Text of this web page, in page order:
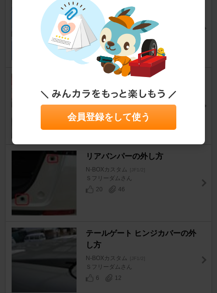
チガーブラック、LED青取付け
(^^)/
N-BOXカスタム [JF1/2]
Nちびさん
104
2
シルバーから～♪ゴールドに～
＼(^o^)／
N-BOXカスタム [JF1/2]
IW@G-660さん
116
リアバンパーの外し方
N-BOXカスタム [JF1/2]
Ｓフリーダムさん
20
46
テールゲート ヒンジカバーの外
し方
N-BOXカスタム [JF1/2]
Ｓフリーダムさん
6
12
会員登録をして使う